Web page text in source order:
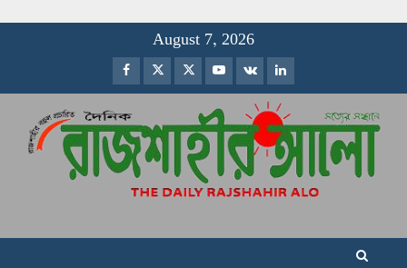
August 7, 2026
Facebook
TwitterInstagram
Youtube
VK LinkedIn